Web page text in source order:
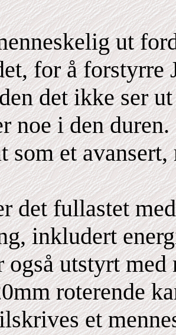
ut
for å forstyrre
det ikke ser
noe i den duren.
som et
det fullastet
inkludert
også utstyrt
roterende
et